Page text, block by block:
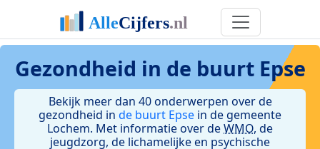
Gezondheid in de buurt Epse
Bekijk meer dan 40 onderwerpen over de
gezondheid in de buurt Epse in de gemeente
Lochem. Met informatie over deWMO, de
jeugdzorg, de lichamelijke en psychische